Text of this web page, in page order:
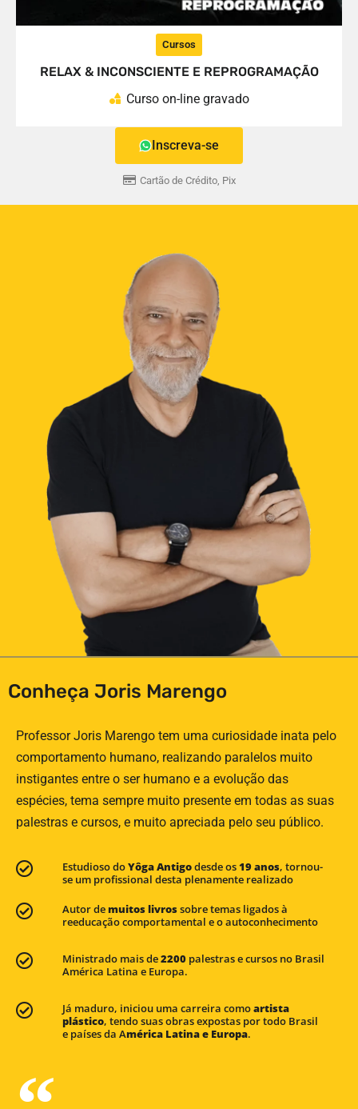
Cursos
RELAX & INCONSCIENTE E REPROGRAMAÇÃO
Curso on-line gravado
Inscreva-se
Cartão de Crédito, Pix
Conheça Joris Marengo
Professor Joris Marengo tem uma curiosidade inata pelo
comportamento humano, realizando paralelos muito
instigantes entre o ser humano e a evolução das
espécies, tema sempre muito presente em todas as suas
palestras e cursos, e muito apreciada pelo seu público.
Estudioso doYôga Antigodesde os19 anos, tornou-
se um profissional desta plenamente realizado
Autor demuitos livrossobre temas ligados à
reeducação comportamental e o autoconhecimento
Ministrado mais de2200 palestras e cursos no Brasil
América Latina e Europa.
Já maduro, iniciou uma carreira comoartista
plástico, tendo suas obras expostas por todo Brasil
e países da América Latina e Europa.